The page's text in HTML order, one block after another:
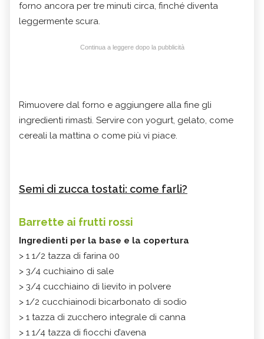
forno ancora per tre minuti circa, finché diventa
leggermente scura.
Continua a leggere dopo la pubblicità
Rimuovere dal forno e aggiungere alla fine gli
ingredienti rimasti. Servire con yogurt, gelato, come
cereali la mattina o come più vi piace.
Semi di zucca tostati: come farli?
Barrette ai frutti rossi
Ingredienti per la base e la copertura
> 1 1/2 tazza di farina 00
> 3/4 cuchiaino di sale
> 3/4 cucchiaino di lievito in polvere
> 1/2 cucchiainodi bicarbonato di sodio
> 1 tazza di zucchero integrale di canna
> 1 1/4 tazza di fiocchi d’avena